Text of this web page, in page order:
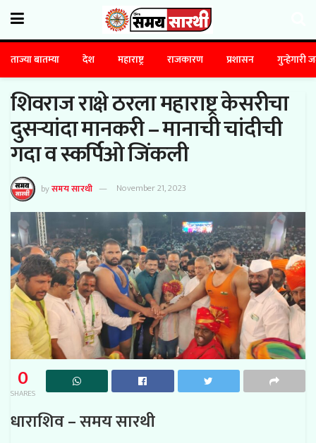
ताज्या बातम्या देश महाराष्ट्र राजकारण प्रशासन गुन्हेगारी
शिवराज राक्षे ठरला महाराष्ट्र केसरीचा
दुसऱ्यांदा मानकरी – मानाची चांदीची
गदा व स्कर्पिओ जिंकली
byसमय सारथी November 21, 2023
0
SHARES
धाराशिव – समय सारथी